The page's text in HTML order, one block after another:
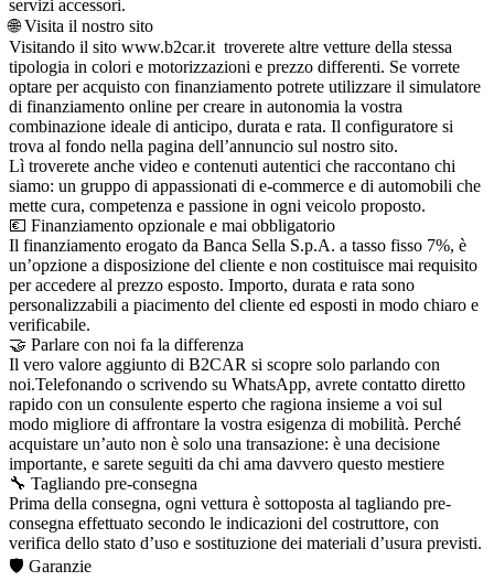
servizi accessori.
🌐 Visita il nostro sito
Visitando il sito www.b2car.it troverete altre vetture della stessa
tipologia in colori e motorizzazioni e prezzo differenti. Se vorrete
optare per acquisto con finanziamento potrete utilizzare il simulatore
di finanziamento online per creare in autonomia la vostra
combinazione ideale di anticipo, durata e rata. Il configuratore si
trova al fondo nella pagina dell’annuncio sul nostro sito.
Lì troverete anche video e contenuti autentici che raccontano chi
siamo: un gruppo di appassionati di e-commerce e di automobili che
mette cura, competenza e passione in ogni veicolo proposto.
💶 Finanziamento opzionale e mai obbligatorio
Il finanziamento erogato da Banca Sella S.p.A. a tasso fisso 7%, è
un’opzione a disposizione del cliente e non costituisce mai requisito
per accedere al prezzo esposto. Importo, durata e rata sono
personalizzabili a piacimento del cliente ed esposti in modo chiaro e
verificabile.
🤝 Parlare con noi fa la differenza
Il vero valore aggiunto di B2CAR si scopre solo parlando con
noi.Telefonando o scrivendo su WhatsApp, avrete contatto diretto
rapido con un consulente esperto che ragiona insieme a voi sul
modo migliore di affrontare la vostra esigenza di mobilità. Perché
acquistare un’auto non è solo una transazione: è una decisione
importante, e sarete seguiti da chi ama davvero questo mestiere
🔧 Tagliando pre-consegna
Prima della consegna, ogni vettura è sottoposta al tagliando pre-
consegna effettuato secondo le indicazioni del costruttore, con
verifica dello stato d’uso e sostituzione dei materiali d’usura previsti.
🛡️ Garanzie